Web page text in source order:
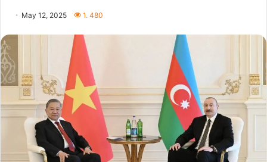
May 12, 2025 1. 480